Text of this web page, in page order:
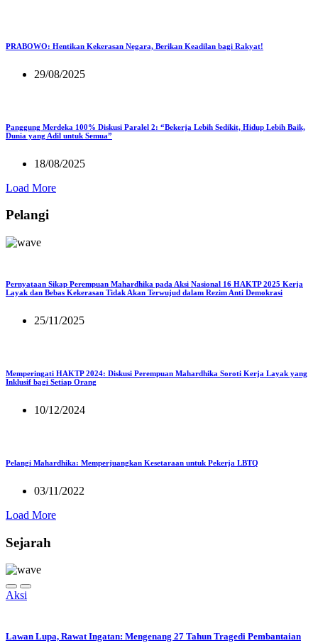
PRABOWO: Hentikan Kekerasan Negara, Berikan Keadilan bagi Rakyat!
29/08/2025
Panggung Merdeka 100% Diskusi Paralel 2: “Bekerja Lebih Sedikit, Hidup Lebih Baik,
Dunia yang Adil untuk Semua”
18/08/2025
Load More
Pelangi
Pernyataan Sikap Perempuan Mahardhika pada Aksi Nasional 16 HAKTP 2025 Kerja
Layak dan Bebas Kekerasan Tidak Akan Terwujud dalam Rezim Anti Demokrasi
25/11/2025
Memperingati HAKTP 2024: Diskusi Perempuan Mahardhika Soroti Kerja Layak yang
Inklusif bagi Setiap Orang
10/12/2024
Pelangi Mahardhika: Memperjuangkan Kesetaraan untuk Pekerja LBTQ
03/11/2022
Load More
Sejarah
Aksi
Lawan Lupa, Rawat Ingatan: Mengenang 27 Tahun Tragedi Pembantaian